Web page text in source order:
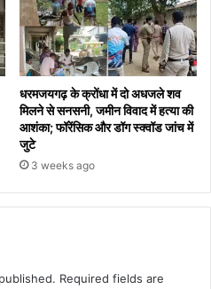
धरमजयगढ़ के क्रोंधा में दो अधजले शव
मिलने से सनसनी, जमीन विवाद में हत्या की
आशंका; फॉरेंसिक और डॉग स्क्वॉड जांच में
जुटे
3 weeks ago
Required fields are